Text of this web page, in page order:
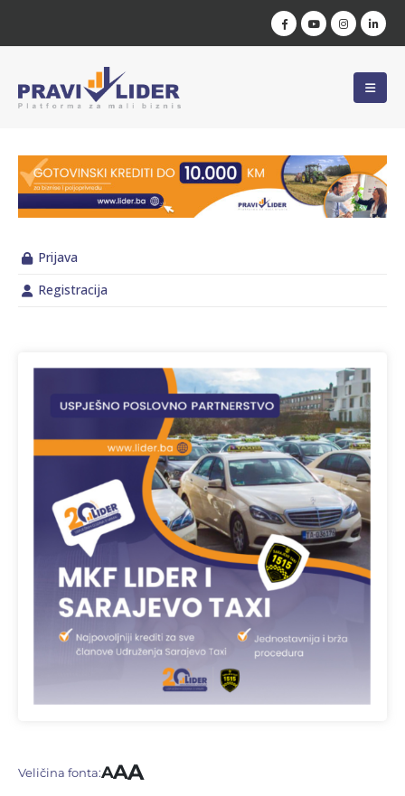
Prijava
Registracija
Veličina fonta:AAA